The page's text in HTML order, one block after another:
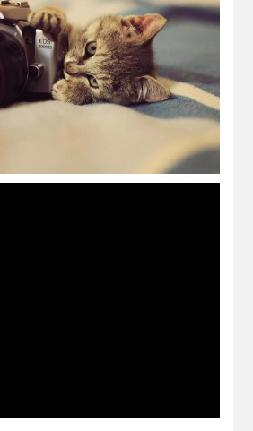
Dalam Islam